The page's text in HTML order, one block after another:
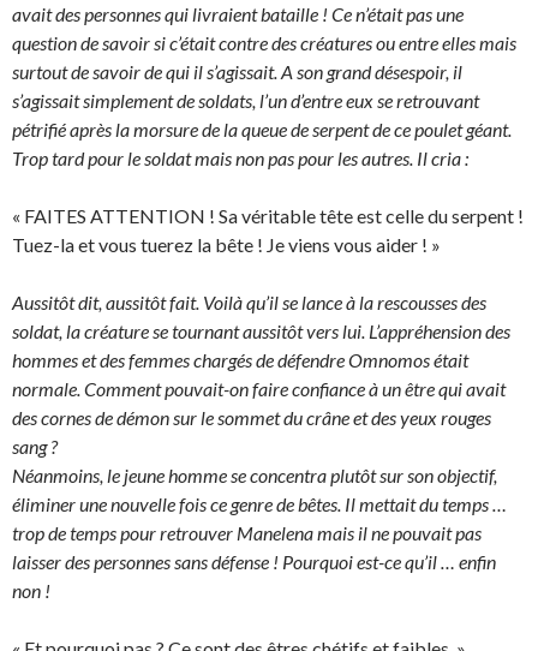
avait des personnes qui livraient bataille ! Ce n’était pas une
question de savoir si c’était contre des créatures ou entre elles mais
surtout de savoir de qui il s’agissait. A son grand désespoir, il
s’agissait simplement de soldats, l’un d’entre eux se retrouvant
pétrifié après la morsure de la queue de serpent de ce poulet géant.
Trop tard pour le soldat mais non pas pour les autres. Il cria :
« FAITES ATTENTION ! Sa véritable tête est celle du serpent !
Tuez-la et vous tuerez la bête ! Je viens vous aider ! »
Aussitôt dit, aussitôt fait. Voilà qu’il se lance à la rescousses des
soldat, la créature se tournant aussitôt vers lui. L’appréhension des
hommes et des femmes chargés de défendre Omnomos était
normale. Comment pouvait-on faire confiance à un être qui avait
des cornes de démon sur le sommet du crâne et des yeux rouges
sang ?
Néanmoins, le jeune homme se concentra plutôt sur son objectif,
éliminer une nouvelle fois ce genre de bêtes. Il mettait du temps …
trop de temps pour retrouver Manelena mais il ne pouvait pas
laisser des personnes sans défense ! Pourquoi est-ce qu’il … enfin
non !